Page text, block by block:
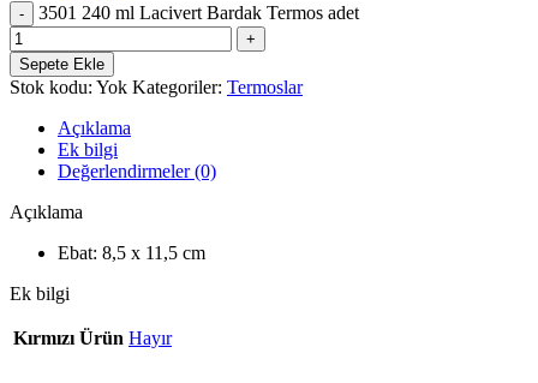
3501 240 ml Lacivert Bardak Termos adet
Sepete Ekle
Stok kodu: Yok Kategoriler: Termoslar
Açıklama
Ek bilgi
Değerlendirmeler (0)
Açıklama
Ebat: 8,5 x 11,5 cm
Ek bilgi
Kırmızı Ürün Hayır